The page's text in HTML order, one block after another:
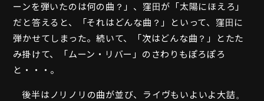
ーンを弾いたのは何の曲？」、窪田が「太陽にほえろ」
だと答えると、「それはどんな曲？」といって、窪田に
弾かせてしまった。続いて、「次はどんな曲？」とたた
み掛けて、「ムーン・リバー」のさわりもぽろぽろ
と・・・。
後半はノリノリの曲が並び、ライヴもいよいよ大詰。